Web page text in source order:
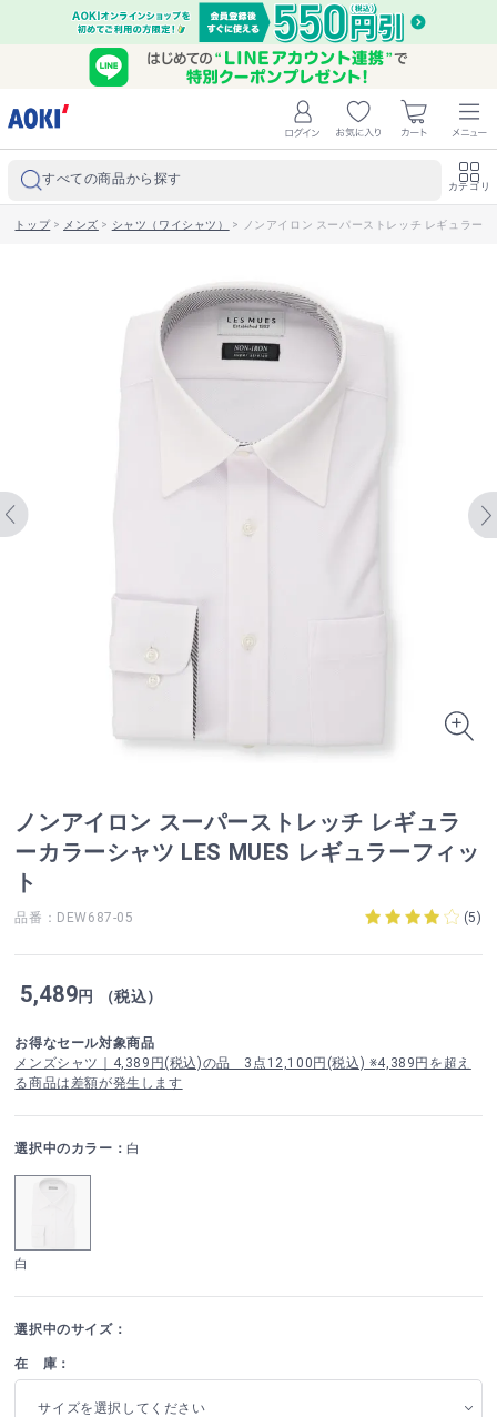
すべての商品から探す カテゴリ
トップ> メンズ > シャツ（ワイシャツ） > ノンアイロン スーパーストレッチ レギュラー
ノンアイロン スーパーストレッチ レギュラ
ーカラーシャツ LES MUES レギュラーフィッ
ト
品番：DEW687-05 (5)
5,489円 （税込）
お得なセール対象商品
メンズシャツ｜4,389円(税込)の品 3点12,100円(税込) ※4,389円を超え
る商品は差額が発生します
選択中のカラー： 白
白
選択中のサイズ：
在 庫：
サイズを選択してください